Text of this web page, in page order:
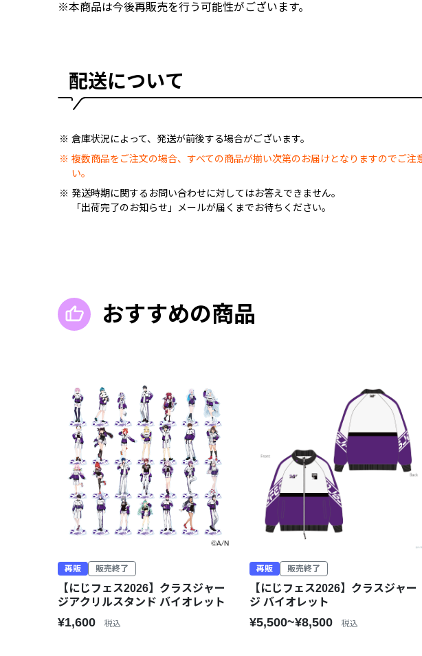
※本商品は今後再販売を行う可能性がございます。
配送について
倉庫状況によって、発送が前後する場合がございます。
複数商品をご注文の場合、すべての商品が揃い次第のお届けとなりますのでご注
い。
発送時期に関するお問い合わせに対してはお答えできません。
「出荷完了のお知らせ」メールが届くまでお待ちください。
おすすめの商品
再販 販売終了
【にじフェス2026】クラスジャー
ジアクリルスタンド バイオレット
¥1,600 税込
再販 販売終了
【にじフェス2026】クラスジャー
ジ バイオレット
¥5,500~¥8,500 税込